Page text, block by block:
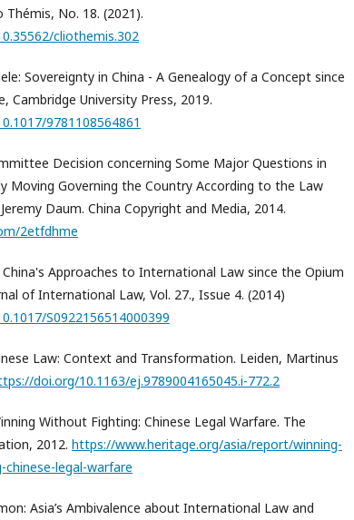
Thémis, No. 18. (2021).
cliothemis.302
Sovereignty in China - A Genealogy of a Concept since
Cambridge University Press, 2019.
9781108564861
Decision concerning Some Major Questions in
Moving Governing the Country According to the Law
Daum. China Copyright and Media, 2014.
2etfdhme
China's Approaches to International Law since the Opium
of International Law, Vol. 27., Issue 4. (2014)
S0922156514000399
Law: Context and Transformation. Leiden, Martinus
doi.org/10.1163/ej.9789004165045.i-772.2
Without Fighting: Chinese Legal Warfare. The
2012. https://www.heritage.org/asia/report/winning-
legal-warfare
Asia’s Ambivalence about International Law and